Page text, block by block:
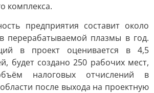
комплекса.
предприятия составит около
перерабатываемой плазмы в год.
в проект оценивается в 4,5
будет создано 250 рабочих мест,
налоговых отчислений в
после выхода на проектную